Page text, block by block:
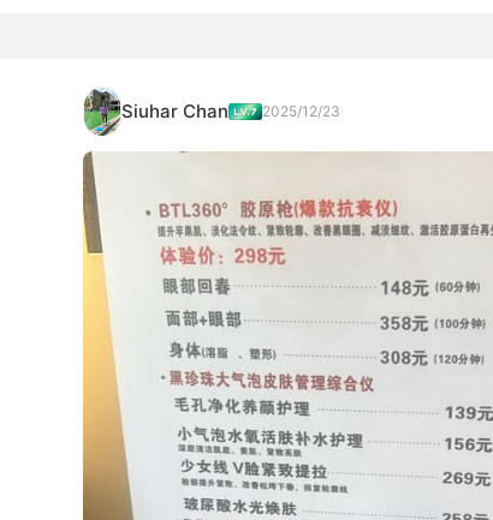
Siuhar Chan 2025/12/23